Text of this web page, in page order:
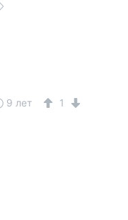
9 лет 1